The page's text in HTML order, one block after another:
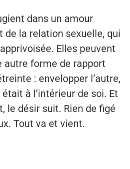
dans un amour
de la relation sexuelle, qui
Elles peuvent
autre forme de rapport
: envelopper l’autre,
à l’intérieur de soi. Et
le désir suit. Rien de figé
Tout va et vient.